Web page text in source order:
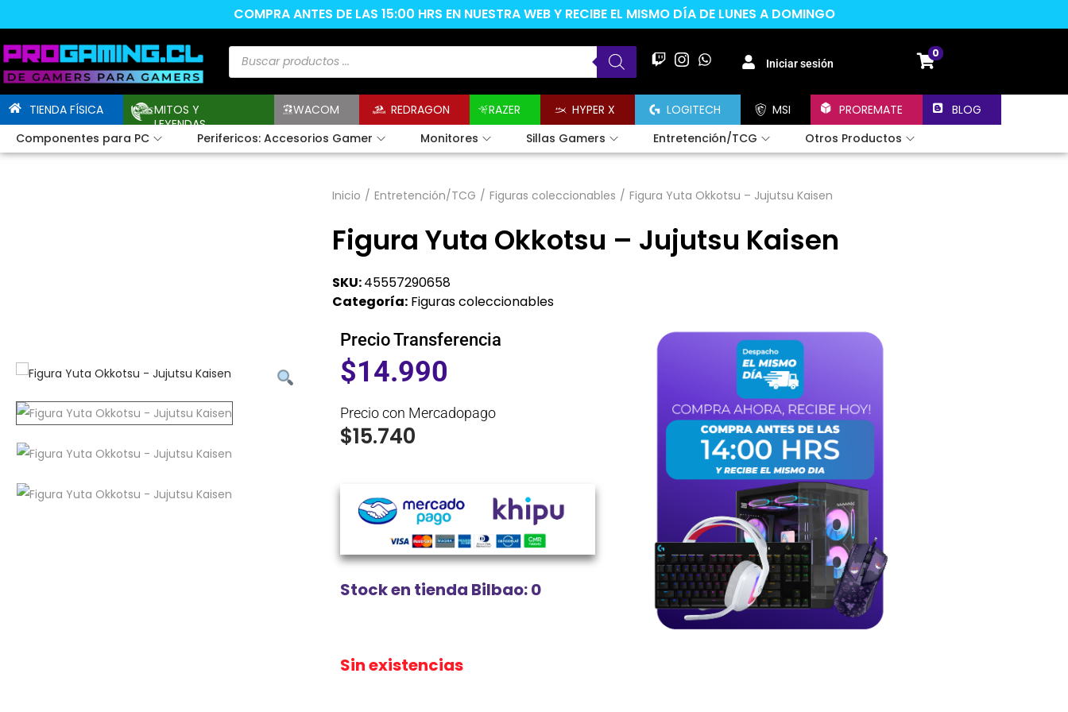
COMPRA ANTES DE LAS 15:00 HRS EN NUESTRA WEB Y RECIBE EL MISMO DÍA DE LUNES A DOMINGO
Iniciar sesión
0
TIENDA FÍSICA
MITOS Y
LEYENDAS
WACOM REDRAGON RAZER HYPER X LOGITECH MSI PROREMATE
BLOG
Componentes para PC
Perifericos: Accesorios Gamer Monitores Sillas Gamers Entretención/TCG Otros Productos
Inicio / Entretención/TCG / Figuras coleccionables / Figura Yuta Okkotsu – Jujutsu Kaisen
Figura Yuta Okkotsu – Jujutsu Kaisen
SKU:45557290658
Categoría: Figuras coleccionables
Precio Transferencia
$14.990
Precio con Mercadopago
$15.740
Stock en tienda Bilbao: 0
Sin existencias